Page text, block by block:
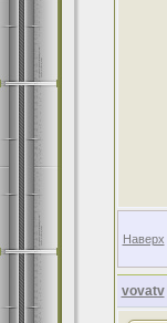
Наверх
vovatv